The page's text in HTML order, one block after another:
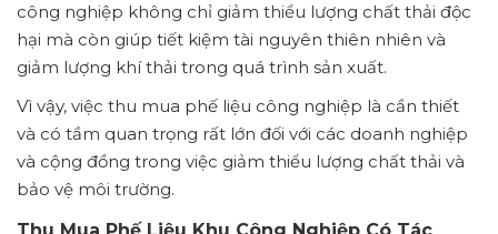
công nghiệp không chỉ giảm thiểu lượng chất thải độc
hại mà còn giúp tiết kiệm tài nguyên thiên nhiên và
giảm lượng khí thải trong quá trình sản xuất.
Vì vậy, việc thu mua phế liệu công nghiệp là cần thiết
và có tầm quan trọng rất lớn đối với các doanh nghiệp
và cộng đồng trong việc giảm thiểu lượng chất thải và
bảo vệ môi trường.